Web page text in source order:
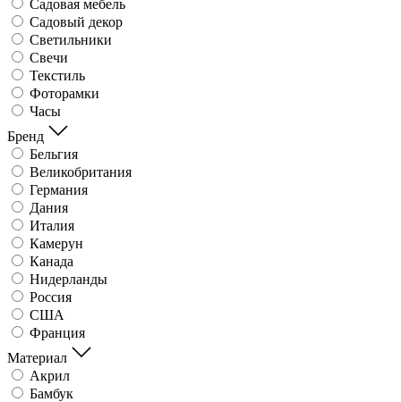
Садовая мебель
Садовый декор
Светильники
Свечи
Текстиль
Фоторамки
Часы
Бренд
Бельгия
Великобритания
Германия
Дания
Италия
Камерун
Канада
Нидерланды
Россия
США
Франция
Материал
Акрил
Бамбук